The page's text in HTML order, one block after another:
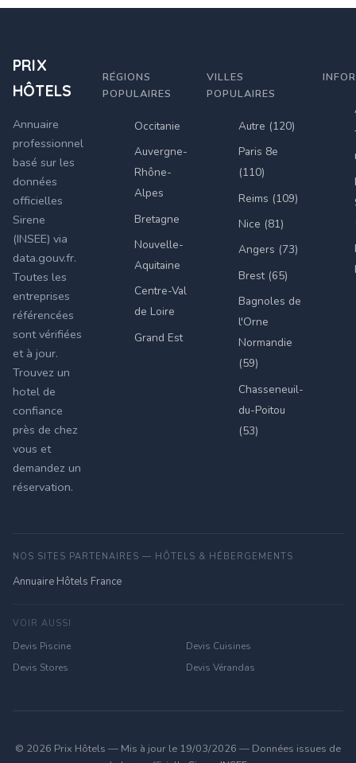
PRIX
HÔTELS
Annuaire
professionnel
basé sur les
données
officielles
Sirene
(INSEE) via
data.gouv.fr.
Toutes les
entreprises
référencées
sont vérifiées
et à jour.
Trouvez un
hotel de
confiance
près de chez
vous et
demandez un
réservation.
RÉGIONS
POPULAIRES
Occitanie
Auvergne-
Rhône-
Alpes
Bretagne
Nouvelle-
Aquitaine
Centre-Val
de Loire
Grand Est
VILLES
POPULAIRES
Autre (120)
Paris 8e
(110)
Reims (109)
Nice (81)
Angers (73)
Brest (65)
Bagnoles de
l'Orne
Normandie
(59)
Chasseneuil-
du-Poitou
(53)
NOS SITES PARTENAIRES — HÔTELS & HÉBERGEMENTS
Annuaire Hôtels France
VOIR AUSSI
Devis Piscine
Devis Cuisines
Devis Stores
Devis Vérandas
© 2026 Prix Hôtels — Mis à jour le 19/03/2026 — Données issues de